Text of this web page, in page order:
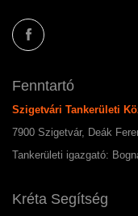
Fenntartó
Szigetvári Tankerületi
7900 Szigetvár, Deák
Tankerületi igazgató:
Kréta Segítség